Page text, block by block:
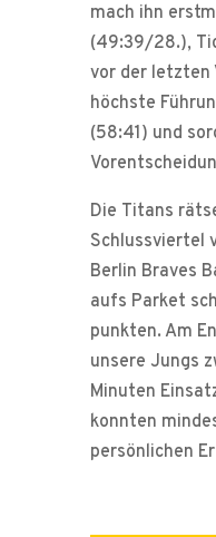
mach ihn
(49:39/28.),
vor der letzten
höchste
(58:41) und
Die Titans
Schlussviertel
Berlin Braves
aufs Parket
punkten. Am
unsere Jungs
Minuten
konnten
persönlichen